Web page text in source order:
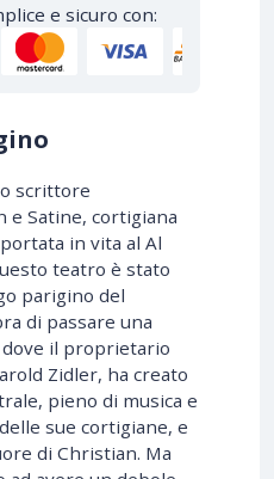
e sicuro con:
scrittore
Satine, cortigiana
in vita al Al
teatro è stato
parigino del
di passare una
il proprietario
Zidler, ha creato
pieno di musica e
sue cortigiane, e
di Christian. Ma